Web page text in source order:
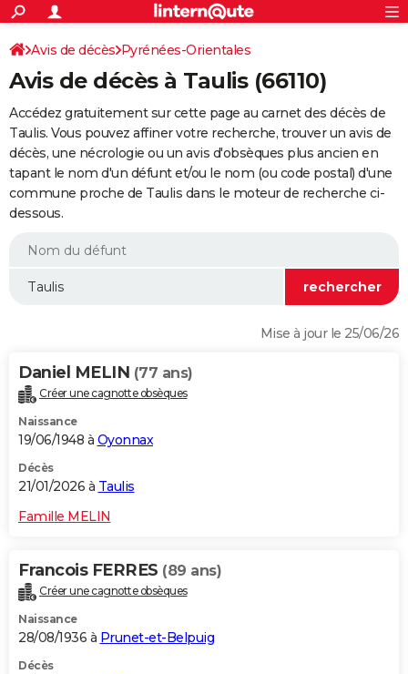
ACTUALITÉS
Politique
Société
Faits Divers
Education
Monde
Villes
+
SPORT
Coupe du monde 2026
Football
Tennis
Cyclisme
Rugby
Forum
Programme TV
TNT
Streaming
Cinéma
Sorties cinéma
Musique
+
FINANCE
Retraite
Epargne
Immobilier
Risques naturels par ville
Assurance
AUTO
Essais
Réserver un essai
Citadines
Berlines
SUV
Forum auto
+
HIGH-TECH
BRICOLAGE
WEEK-END
Alimentation
Guide de la santé
Maladies
Médicaments
Sommeil
VOYAGE
Destinations
City break
Voyage nature
Voyage de noces
Forum
Climat
+PHOTO
GUIDES D'ACHAT
Carte de Noël
Carte Bonne année
Carte Saint-Valentin
Carte Pâques
Carte d'anniversaire
DICTIONNAIRE
Dictionnaire
Biographies
Citations
Expressions
Proverbes
PROGRAMME TV
S'inscrire
Connexion
Avis de décès Pyrénées-Orientales
Avis de décès à Taulis (66110)
Accédez gratuitement sur cette page au carnet des décès de
Taulis. Vous pouvez affiner votre recherche, trouver un avis de
décès, une nécrologie ou un avis d'obsèques plus ancien en
tapant le nom d'un défunt et/ou le nom (ou code postal) d'une
commune proche de Taulis dans le moteur de recherche ci-
dessous.
Mise à jour le 25/06/26
Daniel MELIN (77 ans)
Créer une cagnotte obsèques
Naissance
19/06/1948 à Oyonnax
Décès
21/01/2026 à Taulis
Famille MELIN
Francois FERRES (89 ans)
Créer une cagnotte obsèques
Naissance
28/08/1936 à Prunet-et-Belpuig
Décès